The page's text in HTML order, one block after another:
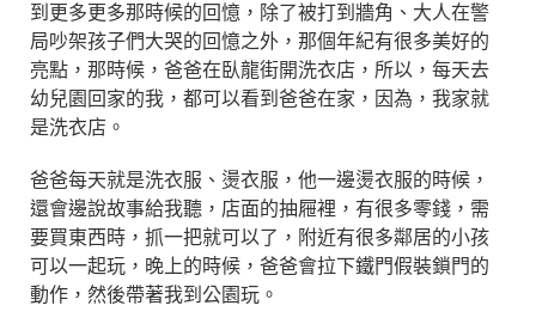
到更多更多那時候的回憶，除了被打到牆角、大人在警
局吵架孩子們大哭的回憶之外，那個年紀有很多美好的
亮點，那時候，爸爸在臥龍街開洗衣店，所以，每天去
幼兒園回家的我，都可以看到爸爸在家，因為，我家就
是洗衣店。
爸爸每天就是洗衣服、燙衣服，他一邊燙衣服的時候，
還會邊說故事給我聽，店面的抽屜裡，有很多零錢，需
要買東西時，抓一把就可以了，附近有很多鄰居的小孩
可以一起玩，晚上的時候，爸爸會拉下鐵門假裝鎖門的
動作，然後帶著我到公園玩。